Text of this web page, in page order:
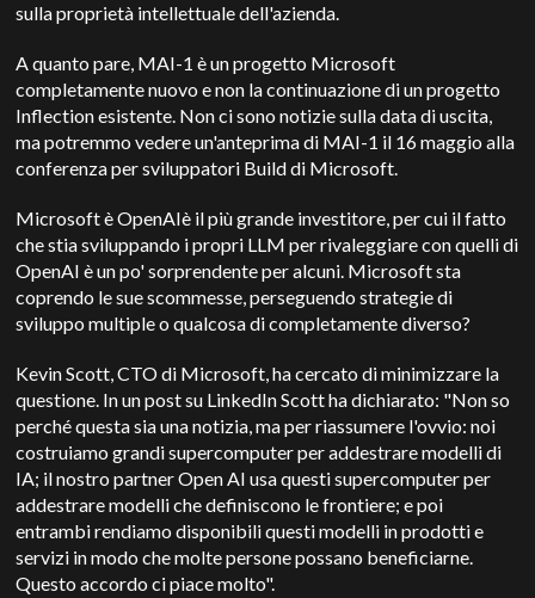
sulla proprietà intellettuale dell'azienda.
A quanto pare, MAI-1 è un progetto Microsoft
completamente nuovo e non la continuazione di un progetto
Inflection esistente. Non ci sono notizie sulla data di uscita,
ma potremmo vedere un'anteprima di MAI-1 il 16 maggio alla
conferenza per sviluppatori Build di Microsoft.
Microsoft èOpenAIè il più grande investitore, per cui il fatto
che stia sviluppando i propri LLM per rivaleggiare con quelli di
OpenAI è un po' sorprendente per alcuni. Microsoft sta
coprendo le sue scommesse, perseguendo strategie di
sviluppo multiple o qualcosa di completamente diverso?
Kevin Scott, CTO di Microsoft, ha cercato di minimizzare la
questione. In un post su LinkedIn Scott ha dichiarato: "Non so
perché questa sia una notizia, ma per riassumere l'ovvio: noi
costruiamo grandi supercomputer per addestrare modelli di
IA; il nostro partner Open AI usa questi supercomputer per
addestrare modelli che definiscono le frontiere; e poi
entrambi rendiamo disponibili questi modelli in prodotti e
servizi in modo che molte persone possano beneficiarne.
Questo accordo ci piace molto".